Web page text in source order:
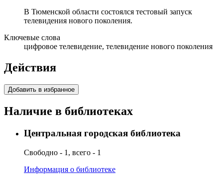
В Тюменской области состоялся тестовый запуск
телевидения нового поколения.
Ключевые слова
цифровое телевидение, телевидение нового поколения
Действия
Добавить в избранное
Наличие в библиотеках
Центральная городская библиотека
Свободно - 1, всего - 1
Информация о библиотеке